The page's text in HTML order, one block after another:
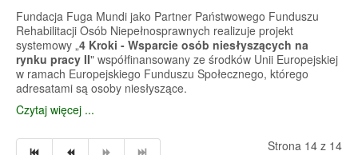
Fundacja Fuga Mundi jako Partner Państwowego Funduszu
Rehabilitacji Osób Niepełnosprawnych realizuje projekt
systemowy „4 Kroki - Wsparcie osób niesłyszących na
rynku pracy II" współfinansowany ze środków Unii Europejskiej
w ramach Europejskiego Funduszu Społecznego, którego
adresatami są osoby niesłyszące.
Czytaj więcej ...
Strona 14 z 14